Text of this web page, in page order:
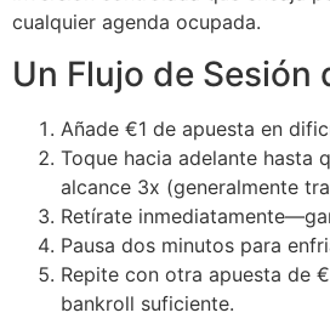
cualquier agenda ocupada.
Un Flujo de Sesión
Añade €1 de apuesta en
Toque hacia adelante hasta
alcance 3x (generalmente
Retírate
Pausa dos minutos para
Repite con otra apuesta de
bankroll suficiente.